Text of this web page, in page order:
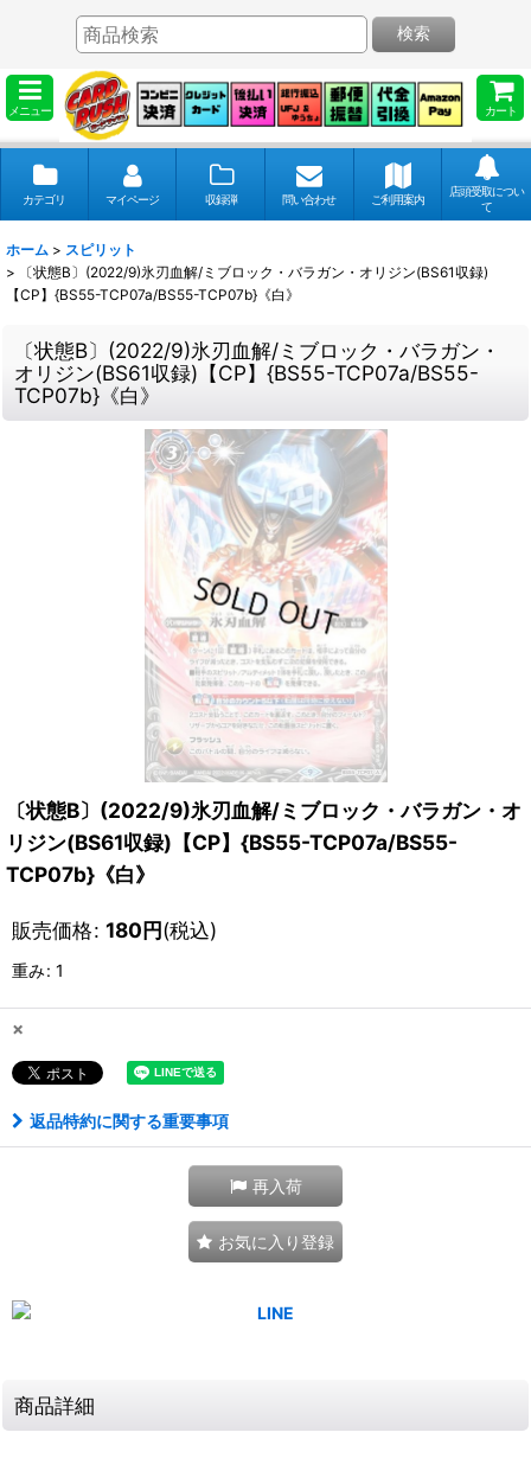
メニュー カート
検索
カテゴリ マイページ 収録弾 問い合わせ ご利用案内
店頭受取につい
て
ホーム > スピリット
>
〔状態B〕(2022/9)氷刃血解/ミブロック・バラガン・オリジン(BS61収録)
【CP】{BS55-TCP07a/BS55-TCP07b}《白》
〔状態B〕(2022/9)氷刃血解/ミブロック・バラガン・
オリジン(BS61収録)【CP】{BS55-TCP07a/BS55-
TCP07b}《白》
〔状態B〕(2022/9)氷刃血解/ミブロック・バラガン・オ
リジン(BS61収録)【CP】{BS55-TCP07a/BS55-
TCP07b}《白》
販売価格: 180円(税込)
重み: 1
×
返品特約に関する重要事項
再入荷
お気に入り登録
商品詳細